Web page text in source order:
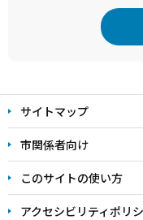
文
こ
こ
ま
で
サイトマップ
市関係者向け
このサイトの使い方
アクセシビリティポリ